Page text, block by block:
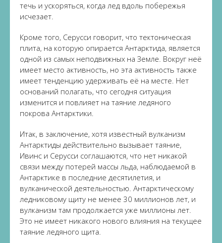
течь и ускоряться, когда лед вдоль побережья
исчезает.
Кроме того, Серусси говорит, что тектоническая
плита, на которую опирается Антарктида, является
одной из самых неподвижных на Земле. Вокруг неё
имеет место активность, но эта активность также
имеет тенденцию удерживать её на месте. Нет
оснований полагать, что сегодня ситуация
изменится и повлияет на таяние ледяного
покрова Антарктики.
Итак, в заключение, хотя известный вулканизм
Антарктиды действительно вызывает таяние,
Ивинс и Серусси соглашаются, что нет никакой
связи между потерей массы льда, наблюдаемой в
Антарктике в последние десятилетия, и
вулканической деятельностью. Антарктическому
ледниковому щиту не менее 30 миллионов лет, и
вулканизм там продолжается уже миллионы лет.
Это не имеет никакого нового влияния на текущее
таяние ледяного щита.